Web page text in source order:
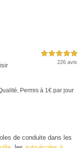
5,0 étoiles sur 5
226 avis
, Permis à 1€ par jour
de conduite dans les